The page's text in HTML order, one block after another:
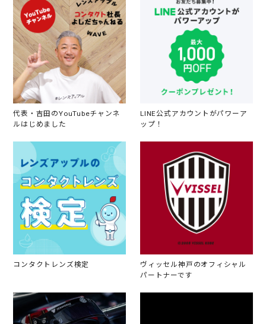
代表・吉田のYouTubeチャンネ
ルはじめました
LINE公式アカウントがパワーア
ップ！
コンタクトレンズ検定
ヴィッセル神戸のオフィシャル
パートナーです